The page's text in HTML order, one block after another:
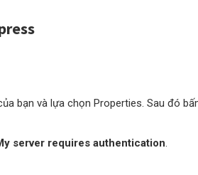
bạn và lựa chọn Properties. Sau đó
server requires authentication.